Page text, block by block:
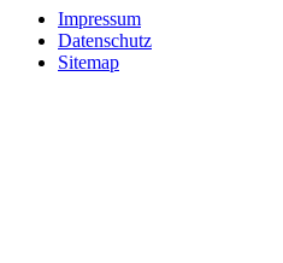
Impressum
Datenschutz
Sitemap